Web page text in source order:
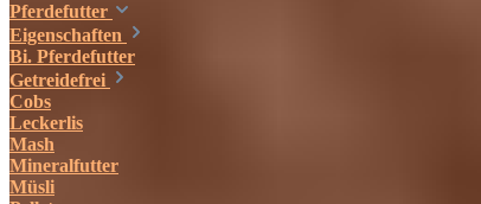
Pferdefutter
Eigenschaften
Bi. Pferdefutter
Getreidefrei
Cobs
Leckerlis
Mash
Mineralfutter
Müsli